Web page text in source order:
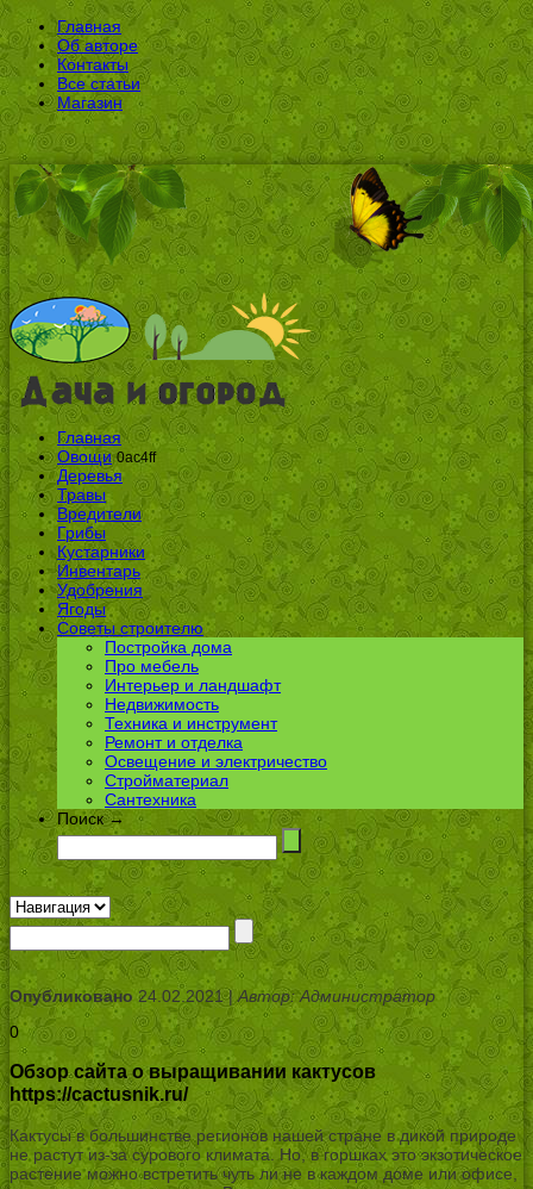
Главная
Об авторе
Контакты
Все статьи
Магазин
Главная
Овощи 0ac4ff
Деревья
Травы
Вредители
Грибы
Кустарники
Инвентарь
Удобрения
Ягоды
Советы строителю
Постройка дома
Про мебель
Интерьер и ландшафт
Недвижимость
Техника и инструмент
Ремонт и отделка
Освещение и электричество
Стройматериал
Сантехника
Поиск →
Опубликовано24.02.2021 |Автор: Администратор
0
Обзор сайта о выращивании кактусов
https://cactusnik.ru/
Кактусы в большинстве регионов нашей стране в дикой природе
не растут из-за сурового климата. Но, в горшках это экзотическое
растение можно встретить чуть ли не в каждом доме или офисе,